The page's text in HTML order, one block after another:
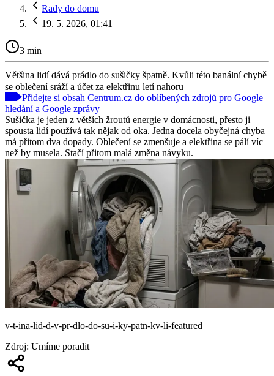
Rady do domu
19. 5. 2026, 01:41
3 min
Většina lidí dává prádlo do sušičky špatně. Kvůli této banální chybě
se oblečení sráží a účet za elektřinu letí nahoru
Přidejte si obsah Centrum.cz do oblíbených zdrojů pro Google
hledání a Google zprávy
Sušička je jeden z větších žroutů energie v domácnosti, přesto ji
spousta lidí používá tak nějak od oka. Jedna docela obyčejná chyba
má přitom dva dopady. Oblečení se zmenšuje a elektřina se pálí víc
než by musela. Stačí přitom malá změna návyku.
v-t-ina-lid-d-v-pr-dlo-do-su-i-ky-patn-kv-li-featured
Zdroj: Umíme poradit